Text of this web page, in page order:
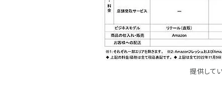
提供して